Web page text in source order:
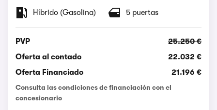
Híbrido (Gasolina) 5 puertas
PVP
25.250 €
Oferta al contado
22.032 €
Oferta Financiado
21.196 €
Consulta las condiciones de financiación con el
concesionario